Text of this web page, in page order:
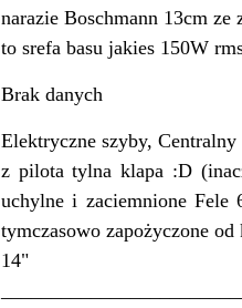
narazie Boschmann 13cm
to srefa basu jakies 150W
Brak danych
Elektryczne szyby,
z pilota tylna klapa :D
uchylne i zaciemnione Fele
tymczasowo zapożyczone